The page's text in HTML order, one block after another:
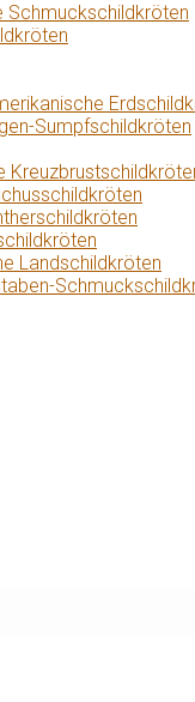
Schmuckschildkröten
Sumpfschildkröten
Landschildkröten